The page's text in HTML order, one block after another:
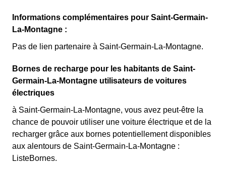
Informations complémentaires pour Saint-Germain-
La-Montagne :
Pas de lien partenaire à Saint-Germain-La-Montagne.
Bornes de recharge pour les habitants de Saint-
Germain-La-Montagne utilisateurs de voitures
électriques
à Saint-Germain-La-Montagne, vous avez peut-être la
chance de pouvoir utiliser une voiture électrique et de la
recharger grâce aux bornes potentiellement disponibles
aux alentours de Saint-Germain-La-Montagne :
ListeBornes.